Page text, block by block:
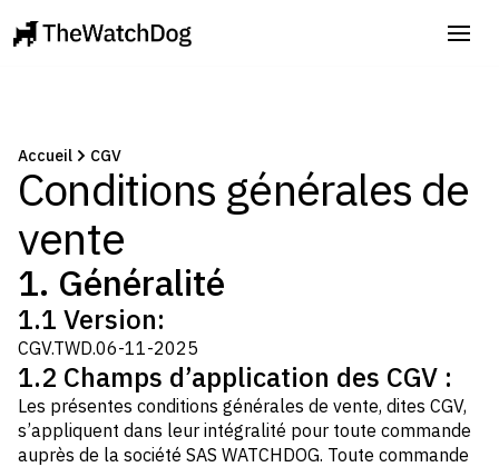
Accueil CGV
Conditions générales de
vente
1. Généralité
1.1 Version:
CGV.TWD.06-11-2025
1.2 Champs d’application des CGV :
Les présentes conditions générales de vente, dites CGV,
s’appliquent dans leur intégralité pour toute commande
auprès de la société SAS WATCHDOG. Toute commande